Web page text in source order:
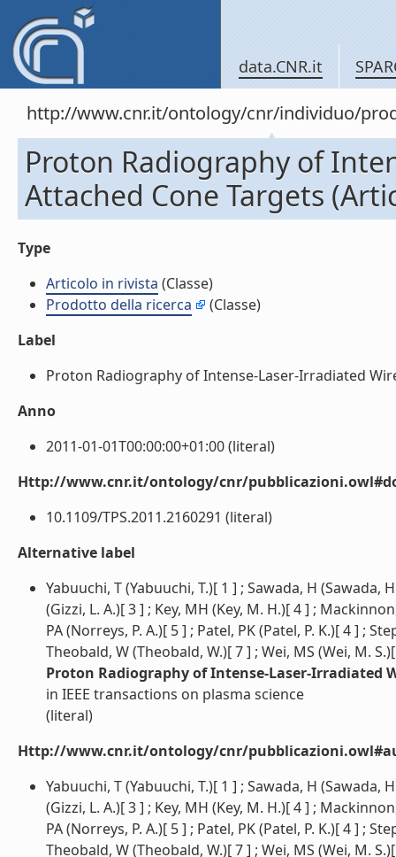
data.CNR.it
http://www.cnr.it/ontology/cnr/individuo/
Proton Radiography of
Attached Cone Targets
Type
Articolo in rivista (Classe)
Prodotto della ricerca
(Classe)
Label
Proton Radiography of Intense-Laser-Irradiated
Anno
2011-01-01T00:00:00+01:00 (literal)
Http://www.cnr.it/ontology/cnr/
10.1109/TPS.2011.2160291 (literal)
Alternative label
Yabuuchi, T (Yabuuchi, T.)[ 1 ] ; Sawada, H (Sawada,
(Gizzi, L. A.)[ 3 ] ; Key, MH (Key, M. H.)[ 4 ] ;
PA (Norreys, P. A.)[ 5 ] ; Patel, PK (Patel, P. K.)[ 4 ] ;
Theobald, W (Theobald, W.)[ 7 ] ; Wei, MS (Wei, M.
Proton Radiography of Intense-Laser-Irradiated
in IEEE transactions on plasma science
(literal)
Http://www.cnr.it/ontology/cnr/
Yabuuchi, T (Yabuuchi, T.)[ 1 ] ; Sawada, H (Sawada,
(Gizzi, L. A.)[ 3 ] ; Key, MH (Key, M. H.)[ 4 ] ;
PA (Norreys, P. A.)[ 5 ] ; Patel, PK (Patel, P. K.)[ 4 ] ;
Theobald, W (Theobald, W.)[ 7 ] ; Wei, MS (Wei, M.